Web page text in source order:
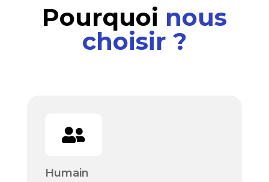
Pourquoi nous
choisir ?

Humain